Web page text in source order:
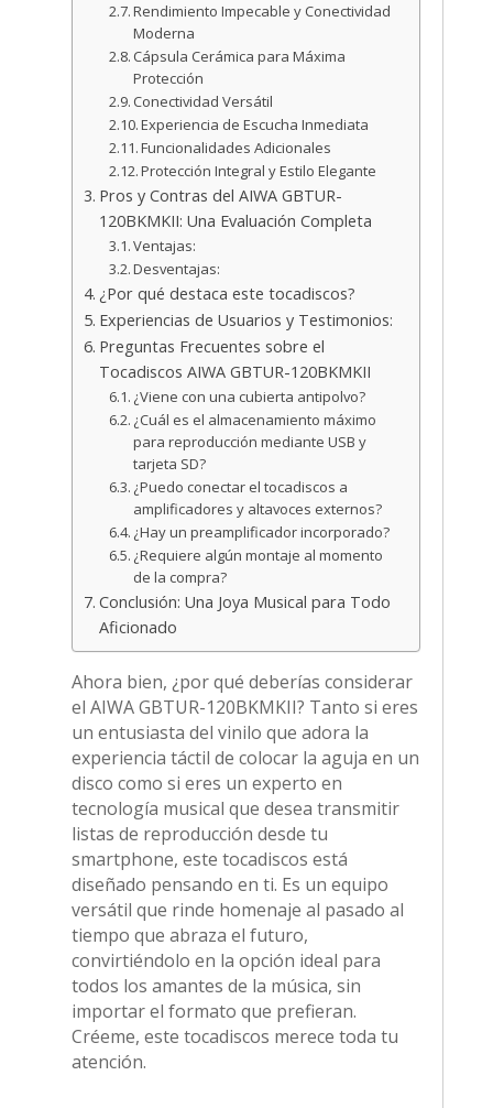
Rendimiento Impecable y Conectividad
Moderna
Cápsula Cerámica para Máxima
Protección
Conectividad Versátil
Experiencia de Escucha Inmediata
Funcionalidades Adicionales
Protección Integral y Estilo Elegante
Pros y Contras del AIWA GBTUR-
120BKMKII: Una Evaluación Completa
Ventajas:
Desventajas:
¿Por qué destaca este tocadiscos?
Experiencias de Usuarios y Testimonios:
Preguntas Frecuentes sobre el
Tocadiscos AIWA GBTUR-120BKMKII
¿Viene con una cubierta antipolvo?
¿Cuál es el almacenamiento máximo
para reproducción mediante USB y
tarjeta SD?
¿Puedo conectar el tocadiscos a
amplificadores y altavoces externos?
¿Hay un preamplificador incorporado?
¿Requiere algún montaje al momento
de la compra?
Conclusión: Una Joya Musical para Todo
Aficionado
Ahora bien, ¿por qué deberías considerar
el AIWA GBTUR-120BKMKII? Tanto si eres
un entusiasta del vinilo que adora la
experiencia táctil de colocar la aguja en un
disco como si eres un experto en
tecnología musical que desea transmitir
listas de reproducción desde tu
smartphone, este tocadiscos está
diseñado pensando en ti. Es un equipo
versátil que rinde homenaje al pasado al
tiempo que abraza el futuro,
convirtiéndolo en la opción ideal para
todos los amantes de la música, sin
importar el formato que prefieran.
Créeme, este tocadiscos merece toda tu
atención.